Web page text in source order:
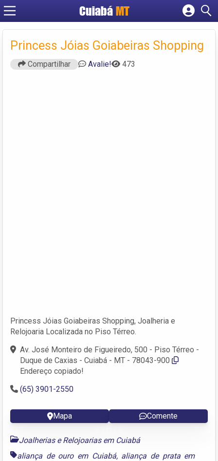
Cuiabá MT
Cadastrar empresa
Criar conta
Princess Jóias Goiabeiras Shopping
Compartilhar Avalie! 473
Princess Jóias Goiabeiras Shopping, Joalheria e
Relojoaria Localizada no Piso Térreo.
Av. José Monteiro de Figueiredo, 500 - Piso Térreo -
Duque de Caxias - Cuiabá - MT - 78043-900
Endereço copiado!
(65) 3901-2550
Mapa Comente
Joalherias e Relojoarias em Cuiabá
aliança de ouro em Cuiabá, aliança de prata em